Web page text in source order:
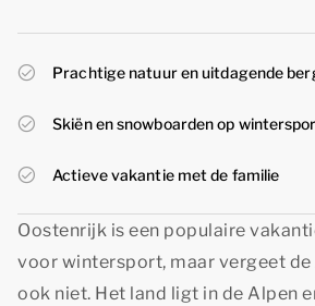
Prachtige natuur en uitdagende
Skiën en snowboarden op
Actieve vakantie met de familie
Oostenrijk is een populaire
voor wintersport, maar vergeet
ook niet. Het land ligt in de Alpen